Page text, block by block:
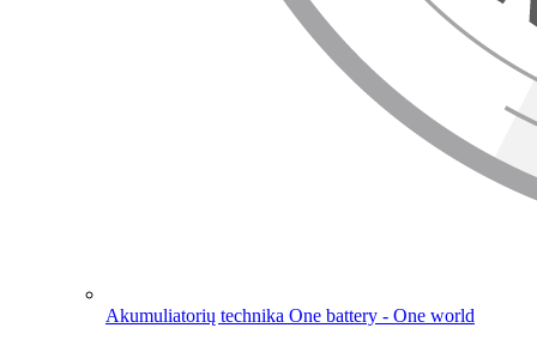
Akumuliatorių technika One battery - One world